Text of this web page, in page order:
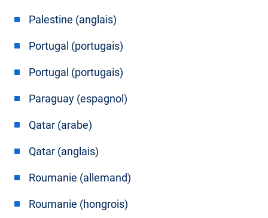
Palestine (anglais)
Portugal (portugais)
Portugal (portugais)
Paraguay (espagnol)
Qatar (arabe)
Qatar (anglais)
Roumanie (allemand)
Roumanie (hongrois)